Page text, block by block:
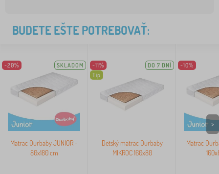
BUDETE EŠTE POTREBOVAŤ:
-20% SKLADOM
Matrac Ourbaby JUNIOR -
80x180 cm
-11%
Tip
DO 7 DNÍ
Detský matrac Ourbaby
MIKROC 160x80
-10%
Matrac
>